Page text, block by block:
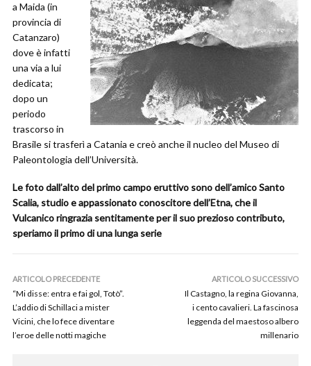
a Maida (in
provincia di
Catanzaro)
dove è infatti
una via a lui
dedicata;
dopo un
periodo
trascorso in
Brasile si trasferì a Catania e creò anche il nucleo del Museo di
Paleontologia dell’Università.
Le foto dall’alto del primo campo eruttivo sono dell’amico Santo
Scalia, studio e appassionato conoscitore dell’Etna, che il
Vulcanico ringrazia sentitamente per il suo prezioso contributo,
speriamo il primo di una lunga serie
ARTICOLO PRECEDENTE
“Mi disse: entra e fai gol, Totò”.
L’addio di Schillaci a mister
Vicini, che lo fece diventare
l’eroe delle notti magiche
ARTICOLO SUCCESSIVO
Il Castagno, la regina Giovanna,
i cento cavalieri. La fascinosa
leggenda del maestoso albero
millenario